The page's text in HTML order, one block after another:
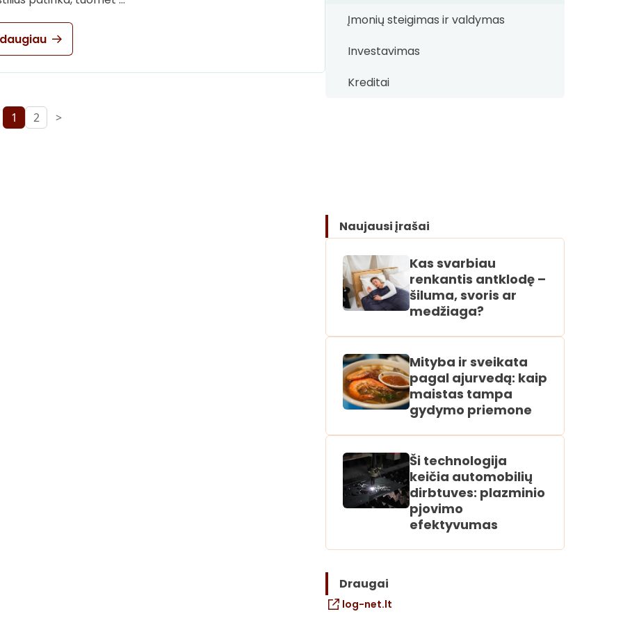
1 2 >
Įmonių steigimas ir valdymas
Investavimas
Kreditai
Naujausi įrašai
Kas svarbiau
renkantis antklodę –
šiluma, svoris ar
medžiaga?
Mityba ir sveikata
pagal ajurvedą: kaip
maistas tampa
gydymo priemone
Ši technologija
keičia automobilių
dirbtuves: plazminio
pjovimo
efektyvumas
Draugai
log-net.lt